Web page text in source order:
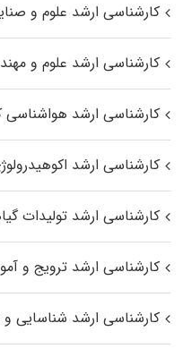
کارشناسی ارشد علوم و
کارشناسی ارشد علوم و
کارشناسی ارشد هواشناسی
کارشناسی ارشد
کارشناسی ارشد تولیدات
کارشناسی ارشد ترویج و
کارشناسی ارشد شناسایی و